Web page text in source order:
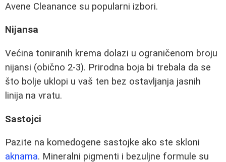
Avene Cleanance su popularni izbori.
Nijansa
Većina toniranih krema dolazi u ograničenom broju
nijansi (obično 2-3). Prirodna boja bi trebala da se
što bolje uklopi u vaš ten bez ostavljanja jasnih
linija na vratu.
Sastojci
Pazite na komedogene sastojke ako ste skloni
aknama. Mineralni pigmenti i bezuljne formule su